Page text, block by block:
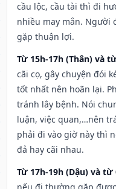
cầu lộc, cầu tài thì đi
nhiều may mắn. Người
gặp thuận lợi.
Từ 15h-17h (Thân) và
cãi cọ, gây chuyện đói
tốt nhất nên hoãn lại.
tránh lây bệnh. Nói
luận, việc quan,…nên
phải đi vào giờ này thì
đả hay cãi nhau.
Từ 17h-19h (Dậu) và từ